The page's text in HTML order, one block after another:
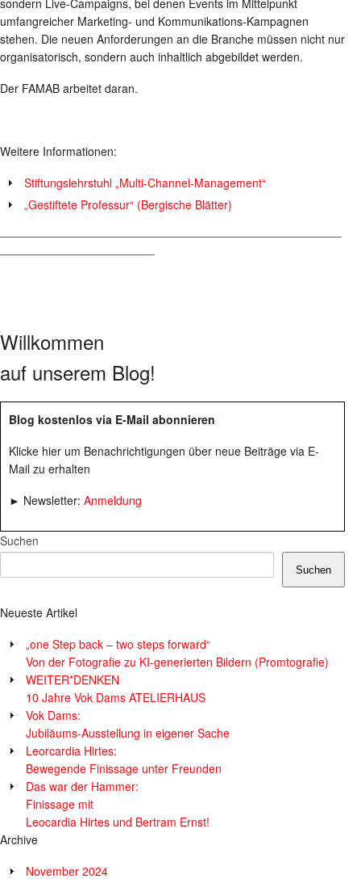
sondern Live-Campaigns, bei denen Events im Mittelpunkt
umfangreicher Marketing- und Kommunikations-Kampagnen
stehen. Die neuen Anforderungen an die Branche müssen nicht nur
organisatorisch, sondern auch inhaltlich abgebildet werden.
Der FAMAB arbeitet daran.
Weitere Informationen:
Stiftungslehrstuhl „Multi-Channel-Management“
„Gestiftete Professur“ (Bergische Blätter)
Willkommen
auf unserem Blog!
Blog kostenlos via E-Mail abonnieren
Klicke hier um Benachrichtigungen über neue Beiträge via E-
Mail zu erhalten
► Newsletter: Anmeldung
Suchen
Suchen
Neueste Artikel
„one Step back – two steps forward“
Von der Fotografie zu KI-generierten Bildern (Promtografie)
WEITER*DENKEN
10 Jahre Vok Dams ATELIERHAUS
Vok Dams:
Jubiläums-Ausstellung in eigener Sache
Leorcardia Hirtes:
Bewegende Finissage unter Freunden
Das war der Hammer:
Finissage mit
Leocardia Hirtes und Bertram Ernst!
Archive
November 2024